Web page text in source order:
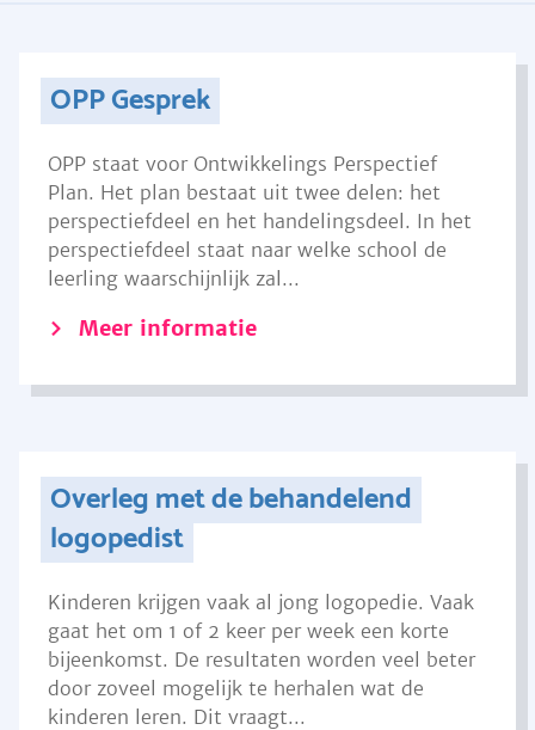
OPP Gesprek
OPP staat voor Ontwikkelings Perspectief
Plan. Het plan bestaat uit twee delen: het
perspectiefdeel en het handelingsdeel. In het
perspectiefdeel staat naar welke school de
leerling waarschijnlijk zal...
Meer informatie
Overleg met de behandelend
logopedist
Kinderen krijgen vaak al jong logopedie. Vaak
gaat het om 1 of 2 keer per week een korte
bijeenkomst. De resultaten worden veel beter
door zoveel mogelijk te herhalen wat de
kinderen leren. Dit vraagt...